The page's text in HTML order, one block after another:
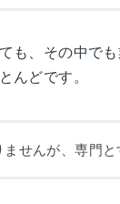
も、その中で
んどです。
せんが、専門